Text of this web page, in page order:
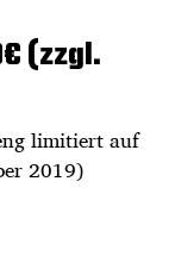
(zzgl.
limitiert auf
2019)